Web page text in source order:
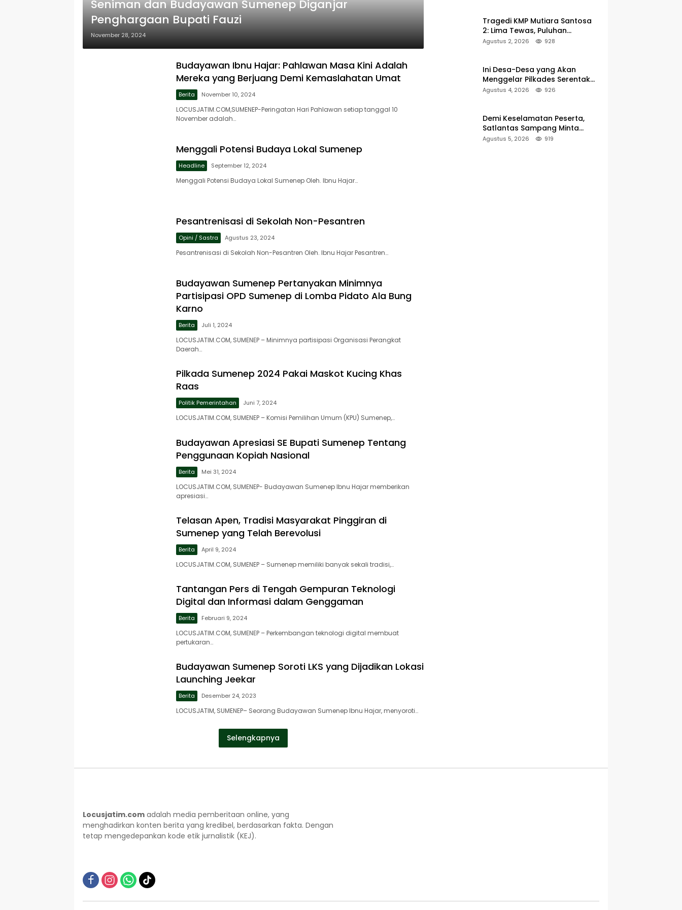
Seniman dan Budayawan Sumenep Diganjar
Penghargaan Bupati Fauzi
November 28, 2024
Budayawan Ibnu Hajar: Pahlawan Masa Kini Adalah
Mereka yang Berjuang Demi Kemaslahatan Umat
Berita November 10, 2024
LOCUSJATIM.COM,SUMENEP-Peringatan Hari Pahlawan setiap tanggal 10
November adalah…
Menggali Potensi Budaya Lokal Sumenep
Headline September 12, 2024
Menggali Potensi Budaya Lokal Sumenep Oleh. Ibnu Hajar…
Pesantrenisasi di Sekolah Non-Pesantren
Opini / Sastra Agustus 23, 2024
Pesantrenisasi di Sekolah Non-Pesantren Oleh. Ibnu Hajar Pesantren…
Budayawan Sumenep Pertanyakan Minimnya
Partisipasi OPD Sumenep di Lomba Pidato Ala Bung
Karno
Berita Juli 1, 2024
LOCUSJATIM.COM, SUMENEP – Minimnya partisipasi Organisasi Perangkat
Daerah…
Pilkada Sumenep 2024 Pakai Maskot Kucing Khas
Raas
Politik Pemerintahan Juni 7, 2024
LOCUSJATIM.COM, SUMENEP – Komisi Pemilihan Umum (KPU) Sumenep,…
Budayawan Apresiasi SE Bupati Sumenep Tentang
Penggunaan Kopiah Nasional
Berita Mei 31, 2024
LOCUSJATIM.COM, SUMENEP- Budayawan Sumenep Ibnu Hajar memberikan
apresiasi…
Telasan Apen, Tradisi Masyarakat Pinggiran di
Sumenep yang Telah Berevolusi
Berita April 9, 2024
LOCUSJATIM.COM, SUMENEP – Sumenep memiliki banyak sekali tradisi,…
Tantangan Pers di Tengah Gempuran Teknologi
Digital dan Informasi dalam Genggaman
Berita Februari 9, 2024
LOCUSJATIM.COM, SUMENEP – Perkembangan teknologi digital membuat
pertukaran…
Budayawan Sumenep Soroti LKS yang Dijadikan Lokasi
Launching Jeekar
Berita Desember 24, 2023
LOCUSJATIM, SUMENEP– Seorang Budayawan Sumenep Ibnu Hajar, menyoroti…
Selengkapnya
Tragedi KMP Mutiara Santosa
2: Lima Tewas, Puluhan
Penumpang Masih Dalam
Agustus 2, 2026 928
Ini Desa-Desa yang Akan
Menggelar Pilkades Serentak
2027 di Kabupaten Sumenep
Agustus 4, 2026 926
Demi Keselamatan Peserta,
Satlantas Sampang Minta
Latihan Gerak Jalan Pindah ke
Agustus 5, 2026 919
Locusjatim.com adalah media pemberitaan online, yang
menghadirkan konten berita yang kredibel, berdasarkan fakta. Dengan
tetap mengedepankan kode etik jurnalistik (KEJ).